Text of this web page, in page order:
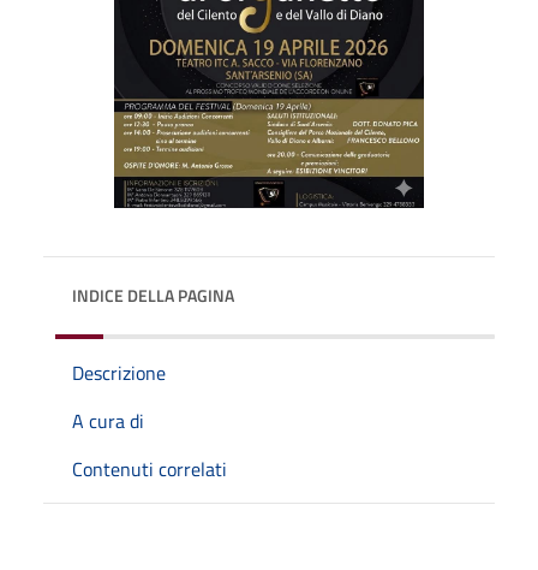
INDICE DELLA PAGINA
Descrizione
A cura di
Contenuti correlati